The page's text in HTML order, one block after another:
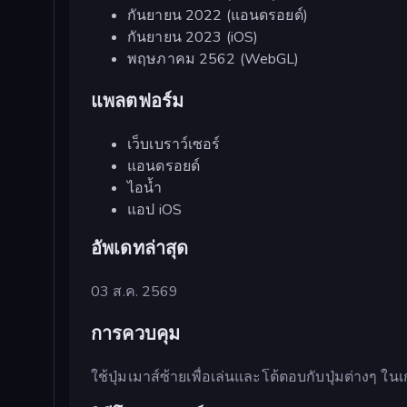
กันยายน 2022 (แอนดรอยด์)
กันยายน 2023 (iOS)
พฤษภาคม 2562 (WebGL)
แพลตฟอร์ม
เว็บเบราว์เซอร์
แอนดรอยด์
ไอน้ำ
แอป iOS
อัพเดทล่าสุด
03 ส.ค. 2569
การควบคุม
ใช้ปุ่มเมาส์ซ้ายเพื่อเล่นและโต้ตอบกับปุ่มต่างๆ ใน